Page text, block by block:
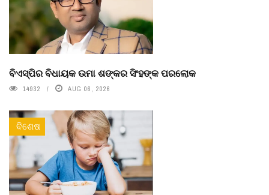
ବିଏସ୍‌ପିର ବିଧାୟକ ଉମା ଶଙ୍କର ସିଂହଙ୍କ ପରଲୋକ
14932 AUG 06, 2026
ବିଶେଷ